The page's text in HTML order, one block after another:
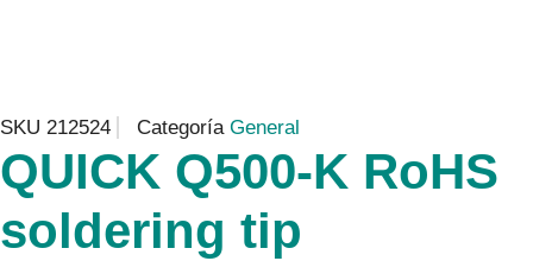
SKU 212524 Categoría General
QUICK Q500-K RoHS
soldering tip